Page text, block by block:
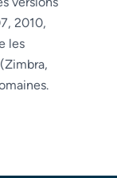
2010,
les